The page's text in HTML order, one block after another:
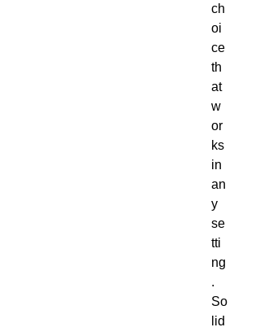
ch
oi
ce
th
at
w
or
ks
in
an
y
se
tti
ng
.
So
lid